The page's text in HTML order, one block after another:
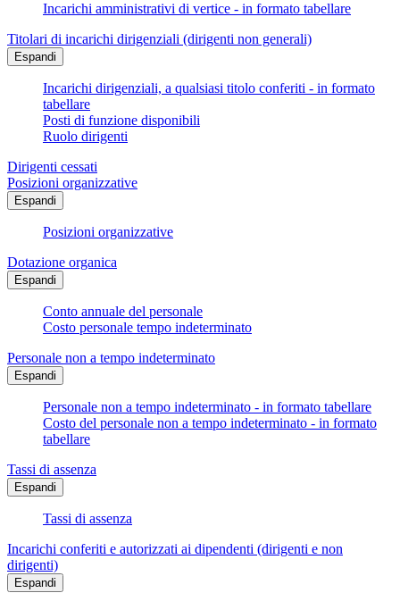
Incarichi amministrativi di vertice - in formato tabellare
Titolari di incarichi dirigenziali (dirigenti non generali)
Espandi
Incarichi dirigenziali, a qualsiasi titolo conferiti - in formato
tabellare
Posti di funzione disponibili
Ruolo dirigenti
Dirigenti cessati
Posizioni organizzative
Espandi
Posizioni organizzative
Dotazione organica
Espandi
Conto annuale del personale
Costo personale tempo indeterminato
Personale non a tempo indeterminato
Espandi
Personale non a tempo indeterminato - in formato tabellare
Costo del personale non a tempo indeterminato - in formato
tabellare
Tassi di assenza
Espandi
Tassi di assenza
Incarichi conferiti e autorizzati ai dipendenti (dirigenti e non
dirigenti)
Espandi